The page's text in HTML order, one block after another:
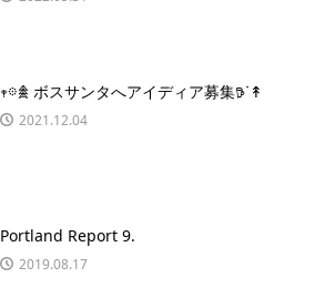
𖥧𖡼𖠰 ボスサンタへアイディア募集𖠚ᐝ↟
2021.12.04
Portland Report 9.
2019.08.17